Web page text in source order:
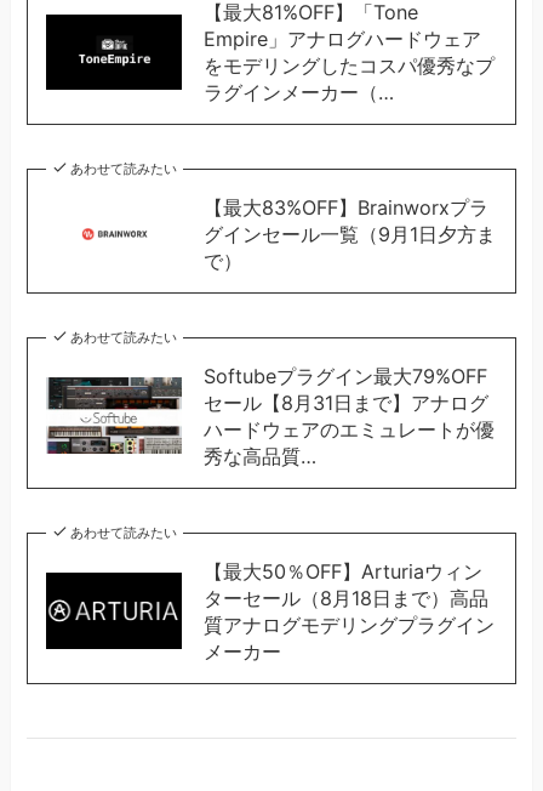
【最大81%OFF】「Tone
Empire」アナログハードウェア
をモデリングしたコスパ優秀なプ
ラグインメーカー（…
あわせて読みたい
【最大83%OFF】Brainworxプラ
グインセール一覧（9月1日夕方ま
で）
あわせて読みたい
Softubeプラグイン最大79%OFF
セール【8月31日まで】アナログ
ハードウェアのエミュレートが優
秀な高品質…
あわせて読みたい
【最大50％OFF】Arturiaウィン
ターセール（8月18日まで）高品
質アナログモデリングプラグイン
メーカー